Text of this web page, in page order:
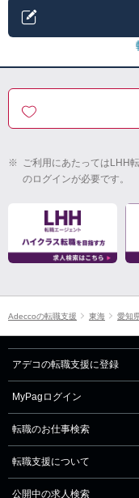
※ ご利用にあたってはLHH
のログインが必要です。
Adeccoの転職支援 東海 愛知
アデコの転職支援に登録
MyPagログイン
転職のお仕事検索
転職支援について
公開中の求人検索